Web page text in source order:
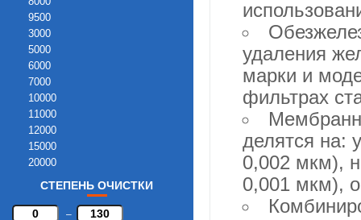
9500
3000
5000
6000
7000
10000
11000
12000
15000
20000
30000
60000
СТЕПЕНЬ ОЧИСТКИ
–
удаления
марки и
фильтрах
делятся на:
0,002 мкм),
0,001 мкм),